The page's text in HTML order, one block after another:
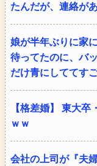
たんだが、連絡が
娘が半年ぶりに家
待ってたのに、バ
だけ青にしててす
【格差婚】 東大
ｗｗ
会社の上司が『夫